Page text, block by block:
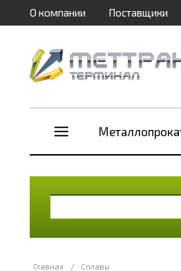
О компании Поставщики
Главная /
Сплавы